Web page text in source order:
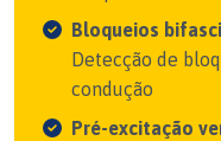
Bloqueios
Detecção de
condução
Pré-excitação